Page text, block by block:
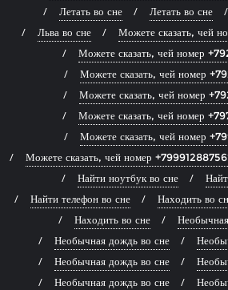
Летать во сне
Летать во сне
Льва во сне
Можете сказать, чей
Можете сказать, чей номер
Можете сказать, чей номер
Можете сказать, чей номер
Можете сказать, чей номер
Можете сказать, чей номер
Можете сказать, чей номер
Найти ноутбук во сне
Найти телефон во сне
Находить во
Находить во сне
Необычная дождь во сне
Необычная дождь во сне
Необычная дождь во сне